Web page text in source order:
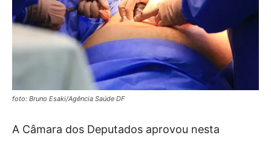
foto: Bruno Esaki/Agência Saúde DF
A Câmara dos Deputados aprovou nesta